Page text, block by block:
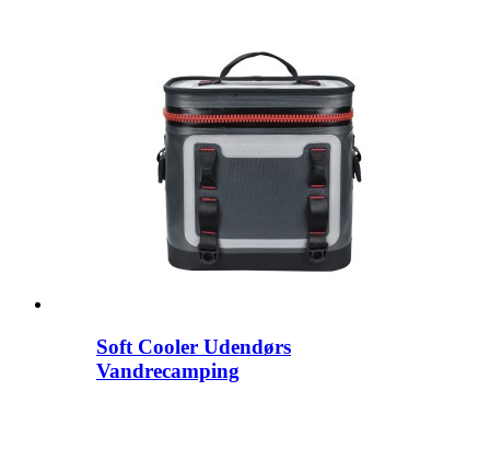
Soft Cooler Udendørs
Vandrecamping